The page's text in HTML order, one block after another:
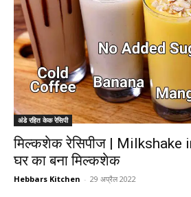
अंडे रहित केक रेसिपी
मिल्कशेक रेसिपीज | Milkshake
घर का बना मिल्कशेक
Hebbars Kitchen - 29 अप्रैल 2022